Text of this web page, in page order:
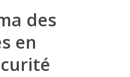
des
en